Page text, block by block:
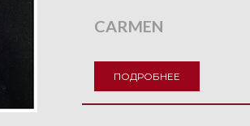
CARMEN
ПОДРОБНЕЕ